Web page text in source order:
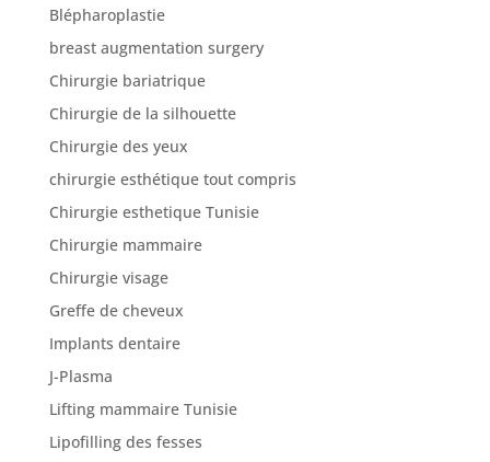
Nos
articles
Avant
Après
Devis
Gratuit
Blépharoplastie
breast augmentation surgery
Chirurgie bariatrique
Chirurgie de la silhouette
Chirurgie des yeux
chirurgie esthétique tout compris
Chirurgie esthetique Tunisie
Chirurgie mammaire
Chirurgie visage
Greffe de cheveux
Implants dentaire
J-Plasma
Lifting mammaire Tunisie
Lipofilling des fesses